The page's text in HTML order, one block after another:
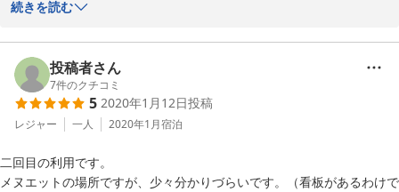
ご投稿をくださいまして、誠にありがとうございます。
メヌホットはデザイナーズ型のメゾネットホテルで、少し凝った造
りをしております。
コメントでもいただきましたように、少々ご不便を感じられるお客
様もいらっしゃると思いますが、お洒落なお部屋とのご感想をいた
だけ大変嬉しく思います。
お部屋の構造や施設設備のイメージを、なるべく事前にお客様に届
けられるように、サイトでの情報提示と丁寧な施設紹介を心がけて
続きを読む
投稿者さん
7件のクチコミ
5 2020年1月12日投稿
レジャー 一人 2020年1月宿泊
二回目の利用です。
メヌエットの場所ですが、少々分かりづらいです。（看板があるわけで